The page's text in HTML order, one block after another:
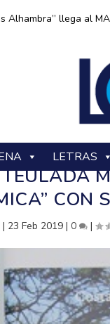
Alhambra” llega al
LETRAS
CON
| 23 Feb 2019 |0 |